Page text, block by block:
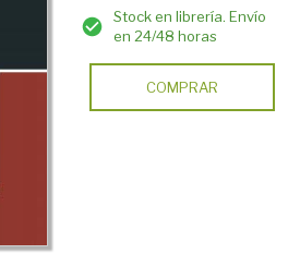
Stock en librería. Envío
en 24/48 horas
COMPRAR